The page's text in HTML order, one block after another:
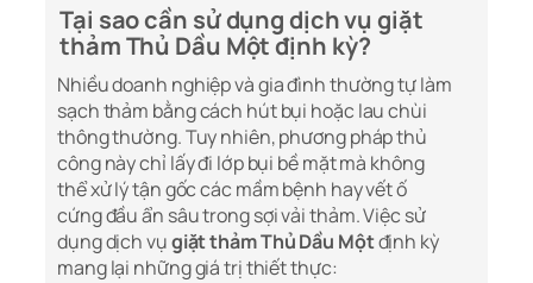
Tại sao cần sử dụng dịch vụ giặt
thảm Thủ Dầu Một định kỳ?
Nhiều doanh nghiệp và gia đình thường tự làm
sạch thảm bằng cách hút bụi hoặc lau chùi
thông thường. Tuy nhiên, phương pháp thủ
công này chỉ lấy đi lớp bụi bề mặt mà không
thể xử lý tận gốc các mầm bệnh hay vết ố
cứng đầu ẩn sâu trong sợi vải thảm. Việc sử
dụng dịch vụgiặt thảm Thủ Dầu Mộtđịnh kỳ
mang lại những giá trị thiết thực: